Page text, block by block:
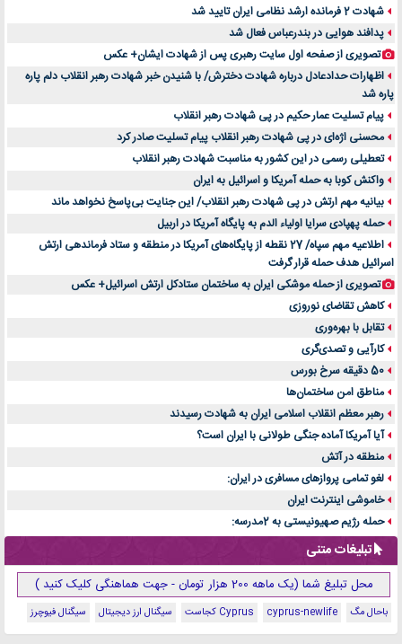
شهادت 2 فرمانده ارشد نظامی ایران تایید شد
پدافند هوایی در بندرعباس فعال شد
تصویری از صفحه اول سایت رهبری پس از شهادت ایشان+ عکس
اظهارات حدادعادل درباره شهادت دخترش/ با شنیدن خبر شهادت رهبر انقلاب دلم پاره
پاره شد
پیام تسلیت عمار حکیم در پی شهادت رهبر انقلاب
محسنی اژه‌ای در پی شهادت رهبر انقلاب پیام تسلیت صادر کرد
تعطیلی رسمی در این کشور به مناسبت شهادت رهبر انقلاب
واکنش کوبا به حمله آمریکا و اسرائیل به ایران
بیانیه مهم ارتش در پی شهادت رهبر انقلاب/ این جنایت بی‌پاسخ نخواهد ماند
حمله پهپادی سرایا اولیاء الدم به پایگاه آمریکا در اربیل
اطلاعیه مهم سپاه/ 27 نقطه از پایگاه‌های آمریکا در منطقه و ستاد فرماندهی ارتش
اسرائیل هدف حمله قرار گرفت
تصویری از حمله موشکی ایران به ساختمان ستادکل ارتش اسرائیل+ عکس
کاهش تقاضای نوروزی
تقابل با بهره‌وری
کارآیی و تصدی‌گری
50 دقیقه سرخ بورس
مناطق امن ساختمان‌ها
رهبر معظم انقلاب اسلامی ایران به شهادت رسیدند
آیا آمریکا آماده جنگی طولانی با ایران است؟
منطقه در آتش
لغو تمامی پروازهای مسافری در ایران:
خاموشی اینترنت ایران
حمله رژیم صهیونیستی به 2مدرسه:
تبلیغات متنی
محل تبلیغ شما (یک ماهه 200 هزار تومان - جهت هماهنگی کلیک کنید )
باحال مگ cyprus-newlife Cyprus کجاست سیگنال ارز دیجیتال سیگنال فیوچرز